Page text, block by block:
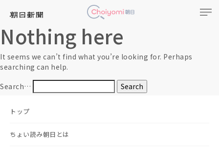
Nothing here
It seems we can’t find what you’re looking for. Perhaps
searching can help.
Search…
トップ
ちょい読み朝日とは